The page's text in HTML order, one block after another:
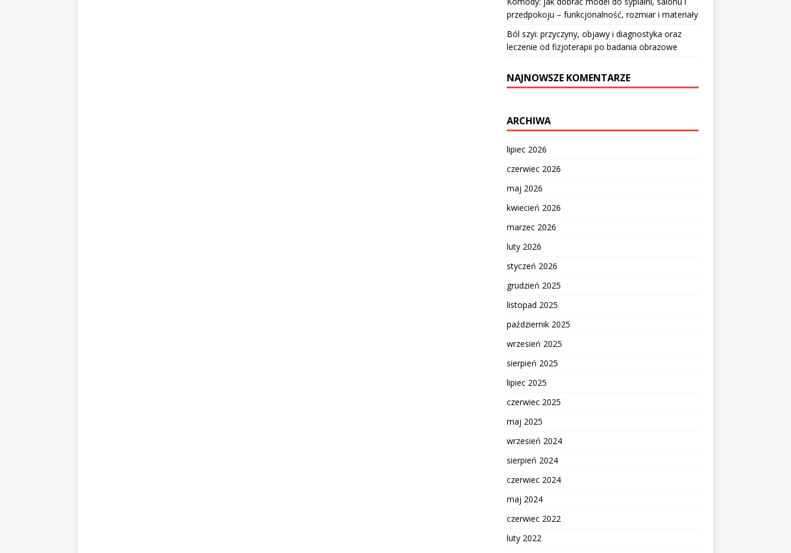
przedpokoju – funkcjonalność, rozmiar i materiały
Ból szyi: przyczyny, objawy i diagnostyka oraz
leczenie od fizjoterapii po badania obrazowe
NAJNOWSZE KOMENTARZE
ARCHIWA
lipiec 2026
czerwiec 2026
maj 2026
kwiecień 2026
marzec 2026
luty 2026
styczeń 2026
grudzień 2025
listopad 2025
październik 2025
wrzesień 2025
sierpień 2025
lipiec 2025
czerwiec 2025
maj 2025
wrzesień 2024
sierpień 2024
czerwiec 2024
maj 2024
czerwiec 2022
luty 2022